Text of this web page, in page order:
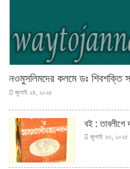
নওমুসলিমদের কলমে ডঃ শিবশক্তি
জুলাই ২৪, ২০২৫
বই : তাবলীগে
জুলাই ২৩, ২০২৫